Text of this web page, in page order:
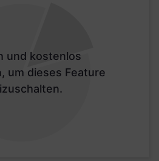
und kostenlos
um dieses Feature